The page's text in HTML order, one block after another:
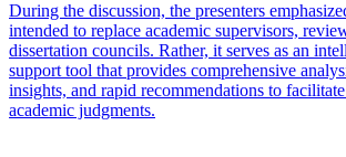
During the discussion, the presenters
intended to replace academic supervisors,
dissertation councils. Rather, it serves as an
support tool that provides comprehensive
insights, and rapid recommendations to
academic judgments.